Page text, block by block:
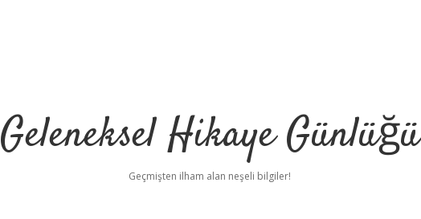
Geleneksel Hikaye Günlüğü
Geçmişten ilham alan neşeli bilgiler!